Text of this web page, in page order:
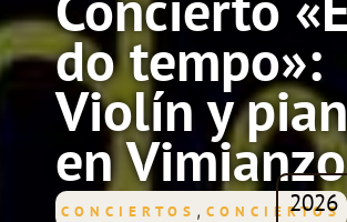
2026
do tempo»:
Violín y
en Vimianzo
CONCIERTOS , CONCIERTOS